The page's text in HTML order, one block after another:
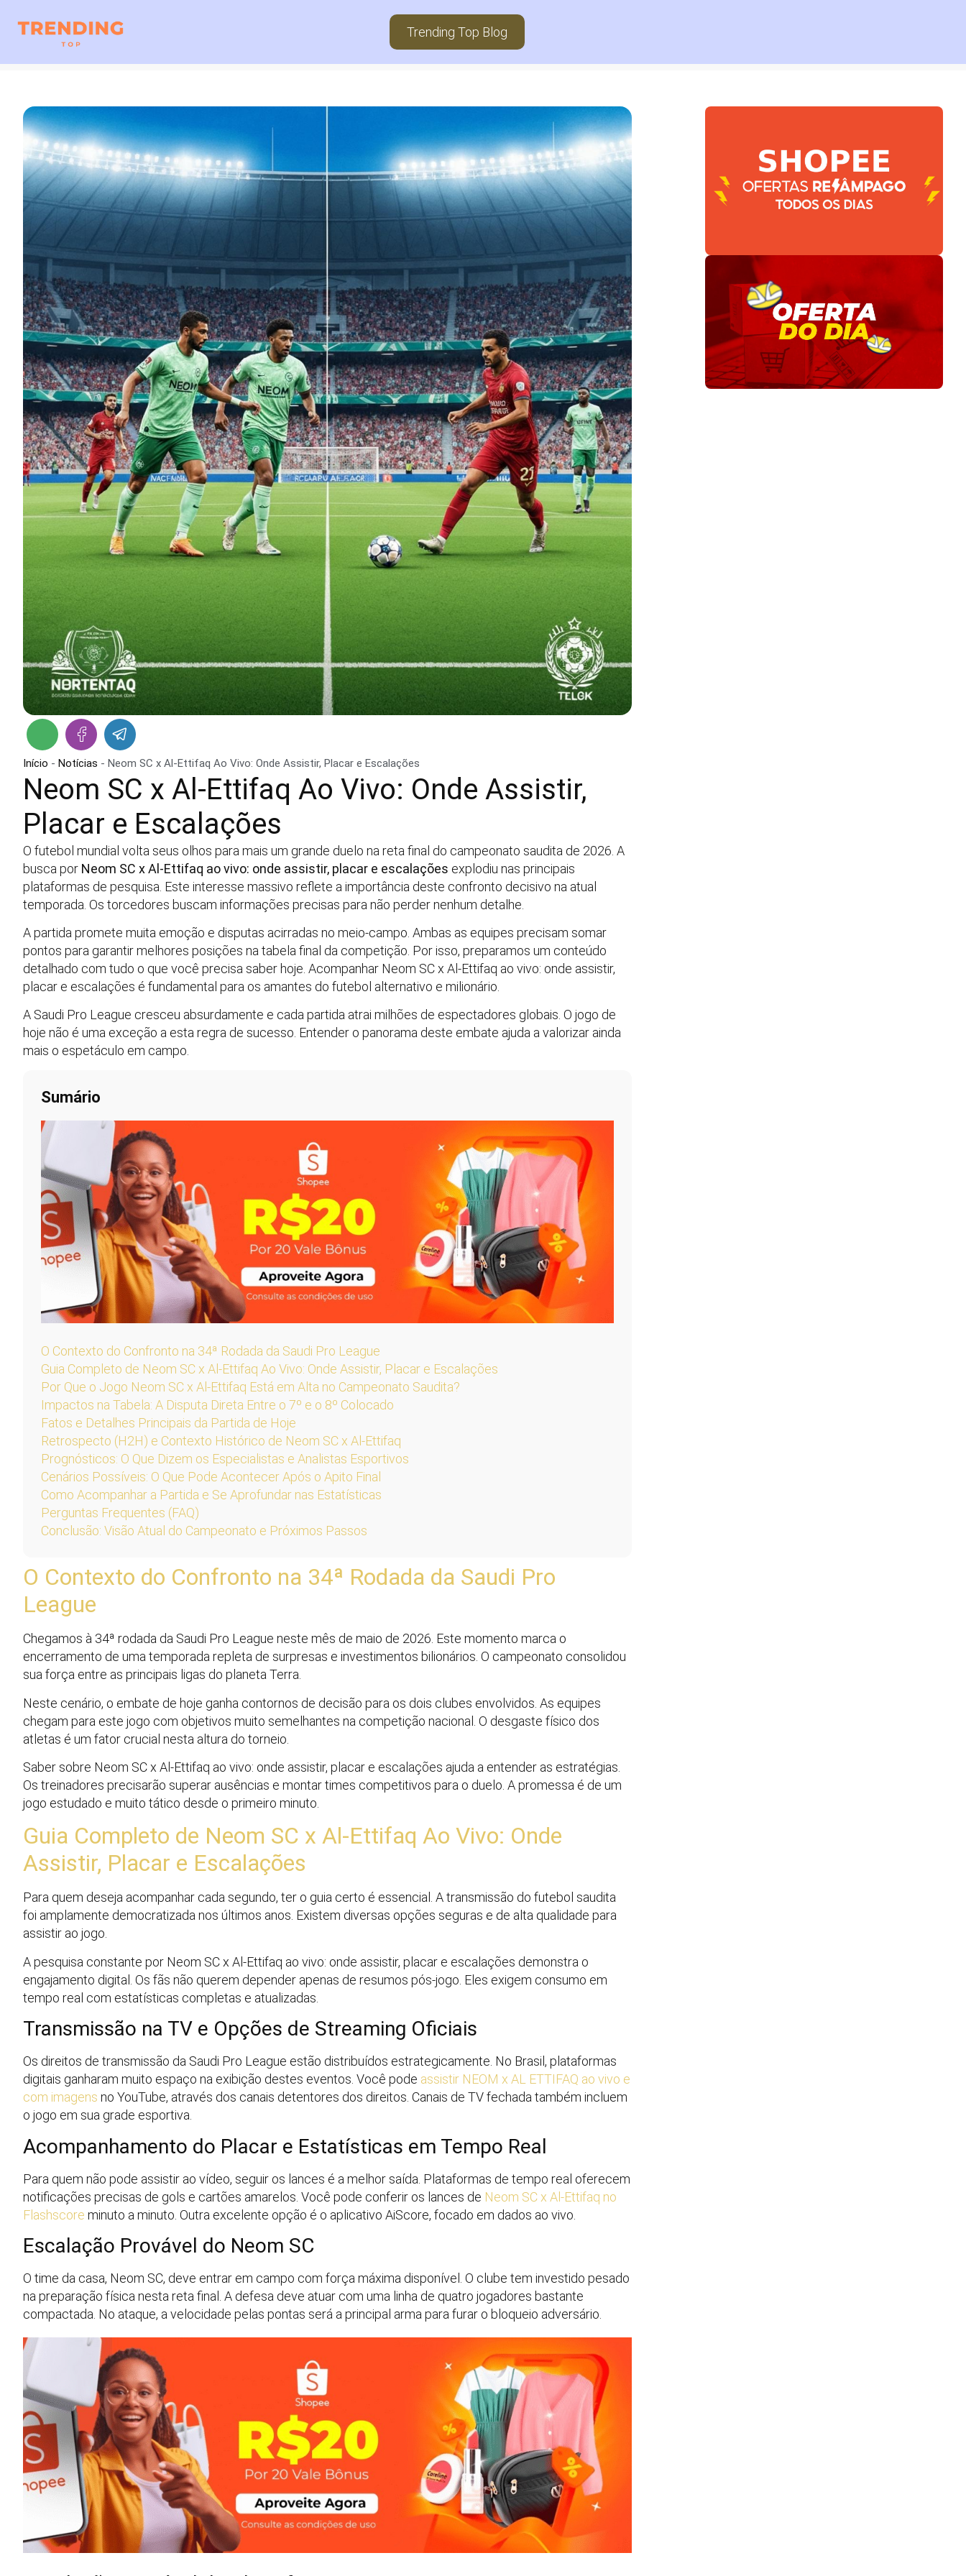
Trending Top Blog
Início - Notícias - Neom SC x Al-Ettifaq Ao Vivo: Onde Assistir, Placar e Escalações
Neom SC x Al-Ettifaq Ao Vivo: Onde Assistir,
Placar e Escalações
O futebol mundial volta seus olhos para mais um grande duelo na reta final do campeonato saudita de 2026. A
busca por Neom SC x Al-Ettifaq ao vivo: onde assistir, placar e escalações explodiu nas principais
plataformas de pesquisa. Este interesse massivo reflete a importância deste confronto decisivo na atual
temporada. Os torcedores buscam informações precisas para não perder nenhum detalhe.
A partida promete muita emoção e disputas acirradas no meio-campo. Ambas as equipes precisam somar
pontos para garantir melhores posições na tabela final da competição. Por isso, preparamos um conteúdo
detalhado com tudo o que você precisa saber hoje. Acompanhar Neom SC x Al-Ettifaq ao vivo: onde assistir,
placar e escalações é fundamental para os amantes do futebol alternativo e milionário.
A Saudi Pro League cresceu absurdamente e cada partida atrai milhões de espectadores globais. O jogo de
hoje não é uma exceção a esta regra de sucesso. Entender o panorama deste embate ajuda a valorizar ainda
mais o espetáculo em campo.
Sumário
O Contexto do Confronto na 34ª Rodada da Saudi Pro League
Guia Completo de Neom SC x Al-Ettifaq Ao Vivo: Onde Assistir, Placar e Escalações
Por Que o Jogo Neom SC x Al-Ettifaq Está em Alta no Campeonato Saudita?
Impactos na Tabela: A Disputa Direta Entre o 7º e o 8º Colocado
Fatos e Detalhes Principais da Partida de Hoje
Retrospecto (H2H) e Contexto Histórico de Neom SC x Al-Ettifaq
Prognósticos: O Que Dizem os Especialistas e Analistas Esportivos
Cenários Possíveis: O Que Pode Acontecer Após o Apito Final
Como Acompanhar a Partida e Se Aprofundar nas Estatísticas
Perguntas Frequentes (FAQ)
Conclusão: Visão Atual do Campeonato e Próximos Passos
O Contexto do Confronto na 34ª Rodada da Saudi Pro
League
Chegamos à 34ª rodada da Saudi Pro League neste mês de maio de 2026. Este momento marca o
encerramento de uma temporada repleta de surpresas e investimentos bilionários. O campeonato consolidou
sua força entre as principais ligas do planeta Terra.
Neste cenário, o embate de hoje ganha contornos de decisão para os dois clubes envolvidos. As equipes
chegam para este jogo com objetivos muito semelhantes na competição nacional. O desgaste físico dos
atletas é um fator crucial nesta altura do torneio.
Saber sobre Neom SC x Al-Ettifaq ao vivo: onde assistir, placar e escalações ajuda a entender as estratégias.
Os treinadores precisarão superar ausências e montar times competitivos para o duelo. A promessa é de um
jogo estudado e muito tático desde o primeiro minuto.
Guia Completo de Neom SC x Al-Ettifaq Ao Vivo: Onde
Assistir, Placar e Escalações
Para quem deseja acompanhar cada segundo, ter o guia certo é essencial. A transmissão do futebol saudita
foi amplamente democratizada nos últimos anos. Existem diversas opções seguras e de alta qualidade para
assistir ao jogo.
A pesquisa constante por Neom SC x Al-Ettifaq ao vivo: onde assistir, placar e escalações demonstra o
engajamento digital. Os fãs não querem depender apenas de resumos pós-jogo. Eles exigem consumo em
tempo real com estatísticas completas e atualizadas.
Transmissão na TV e Opções de Streaming Oficiais
Os direitos de transmissão da Saudi Pro League estão distribuídos estrategicamente. No Brasil, plataformas
digitais ganharam muito espaço na exibição destes eventos. Você pode assistir NEOM x AL ETTIFAQ ao vivo e
com imagens no YouTube, através dos canais detentores dos direitos. Canais de TV fechada também incluem
o jogo em sua grade esportiva.
Acompanhamento do Placar e Estatísticas em Tempo Real
Para quem não pode assistir ao vídeo, seguir os lances é a melhor saída. Plataformas de tempo real oferecem
notificações precisas de gols e cartões amarelos. Você pode conferir os lances de Neom SC x Al-Ettifaq no
Flashscore minuto a minuto. Outra excelente opção é o aplicativo AiScore, focado em dados ao vivo.
Escalação Provável do Neom SC
O time da casa, Neom SC, deve entrar em campo com força máxima disponível. O clube tem investido pesado
na preparação física nesta reta final. A defesa deve atuar com uma linha de quatro jogadores bastante
compactada. No ataque, a velocidade pelas pontas será a principal arma para furar o bloqueio adversário.